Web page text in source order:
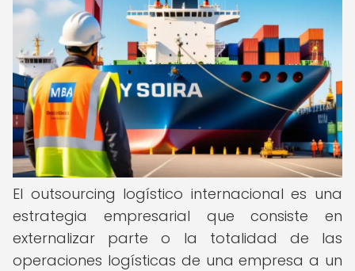
El outsourcing logístico internacional es una
estrategia empresarial que consiste en
externalizar parte o la totalidad de las
operaciones logísticas de una empresa a un